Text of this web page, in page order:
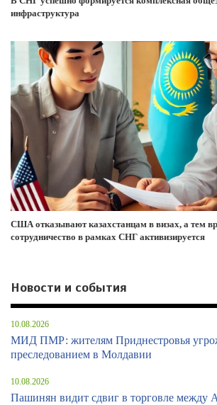
инфраструктура
США отказывают казахстанцам в визах, а тем
сотрудничество в рамках СНГ активизируется
Новости и события
10.08.2026
МИД ПМР: жителям Приднестровья
преследованием в Молдавии
10.08.2026
Пашинян видит сдвиг в торговле между